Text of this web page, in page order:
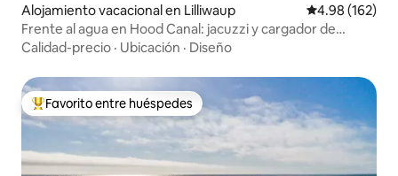
Alojamiento vacacional en Lilliwaup Calificación
4.98 (162)
Frente al agua en Hood Canal: jacuzzi y cargador de
vehículos eléctricos
Calidad-precio · Ubicación · Diseño
Favorito entre huéspedes preferido
Favorito entre huéspedes